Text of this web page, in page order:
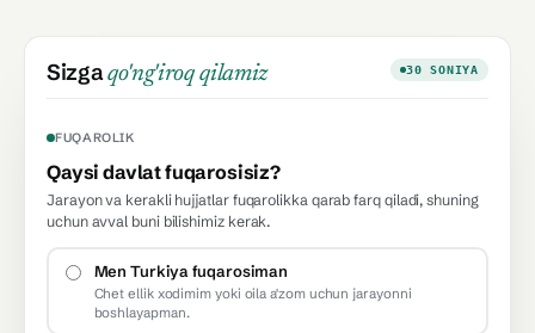
Sizgaqo'ng'iroq qilamiz 30 SONIYA
FUQAROLIK
Qaysi davlat fuqarosisiz?
Jarayon va kerakli hujjatlar fuqarolikka qarab farq qiladi, shuning
uchun avval buni bilishimiz kerak.
Men Turkiya fuqarosiman
Chet ellik xodimim yoki oila a'zom uchun jarayonni
boshlayapman.